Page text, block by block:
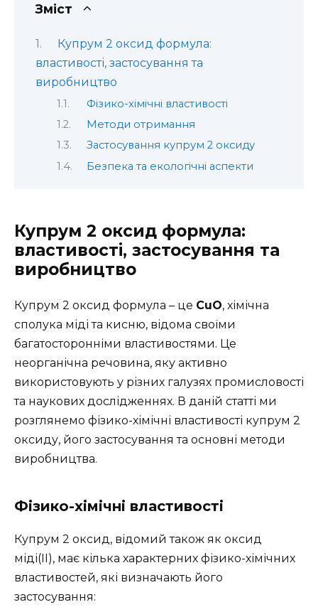
Зміст
Купрум 2 оксид формула:
властивості, застосування та
виробництво
Фізико-хімічні властивості
Методи отримання
Застосування купрум 2 оксиду
Безпека та екологічні аспекти
Купрум 2 оксид формула:
властивості, застосування та
виробництво
Купрум 2 оксид формула – це CuO, хімічна
сполука міді та кисню, відома своїми
багатосторонніми властивостями. Це
неорганічна речовина, яку активно
використовують у різних галузях промисловості
та наукових дослідженнях. В даній статті ми
розглянемо фізико-хімічні властивості купрум 2
оксиду, його застосування та основні методи
виробництва.
Фізико-хімічні властивості
Купрум 2 оксид, відомий також як оксид
міді(II), має кілька характерних фізико-хімічних
властивостей, які визначають його
застосування: